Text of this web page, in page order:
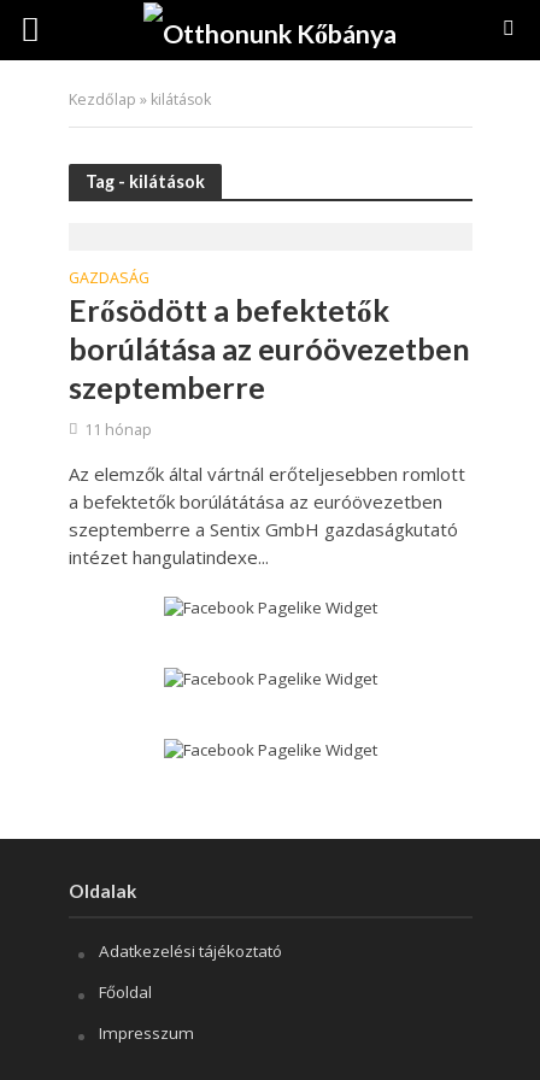
Kezdőlap » kilátások
Tag - kilátások
GAZDASÁG
Erősödött a befektetők
borúlátása az euróövezetben
szeptemberre
11 hónap
Az elemzők által vártnál erőteljesebben romlott
a befektetők borúlátátása az euróövezetben
szeptemberre a Sentix GmbH gazdaságkutató
intézet hangulatindexe...
Oldalak
Adatkezelési tájékoztató
Főoldal
Impresszum